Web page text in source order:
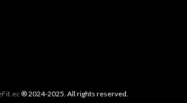
® 2024-2025. All rights reserved.